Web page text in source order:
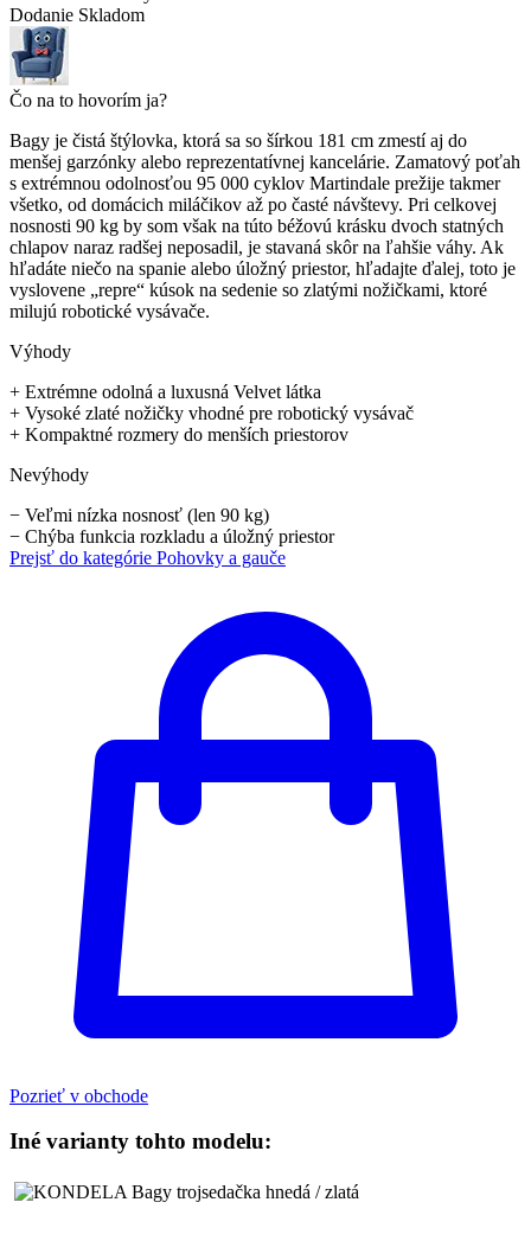
Dodanie Skladom
Čo na to hovorím ja?
Bagy je čistá štýlovka, ktorá sa so šírkou 181 cm zmestí aj do
menšej garzónky alebo reprezentatívnej kancelárie. Zamatový poťah
s extrémnou odolnosťou 95 000 cyklov Martindale prežije takmer
všetko, od domácich miláčikov až po časté návštevy. Pri celkovej
nosnosti 90 kg by som však na túto béžovú krásku dvoch statných
chlapov naraz radšej neposadil, je stavaná skôr na ľahšie váhy. Ak
hľadáte niečo na spanie alebo úložný priestor, hľadajte ďalej, toto je
vyslovene „repre“ kúsok na sedenie so zlatými nožičkami, ktoré
milujú robotické vysávače.
Výhody
+ Extrémne odolná a luxusná Velvet látka
+ Vysoké zlaté nožičky vhodné pre robotický vysávač
+ Kompaktné rozmery do menších priestorov
Nevýhody
− Veľmi nízka nosnosť (len 90 kg)
− Chýba funkcia rozkladu a úložný priestor
Prejsť do kategórie Pohovky a gauče
Pozrieť v obchode
Iné varianty tohto modelu: